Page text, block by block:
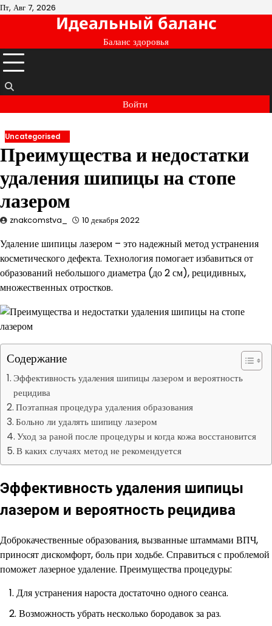
Перейти
Пт, Авг 7, 2026
Идеальный баланс
Баланс здоровья
Войти
Uncategorised
Преимущества и недостатки
удаления шипицы на стопе
лазером
znakcomstva_ 10 декабря 2022
Удаление шипицы лазером – это надежный метод устранения
косметического дефекта. Технология помогает избавиться от
образований небольшого диаметра (до 2 см), рецидивных,
множественных отростков.
Содержание
Эффективность удаления шипицы лазером и вероятность
рецидива
Поэтапная процедура удаления образования
Больно ли удалять шипицу лазером
Уход за раной после процедуры и когда кожа восстановится
В каких случаях метод не рекомендуется
Эффективность удаления шипицы
лазером и вероятность рецидива
Доброкачественные образования, вызванные штаммами ВПЧ,
приносят дискомфорт, боль при ходьбе. Справиться с проблемой
поможет лазерное удаление. Преимущества процедуры:
Для устранения нароста достаточно одного сеанса.
Возможность убрать несколько бородавок за раз.